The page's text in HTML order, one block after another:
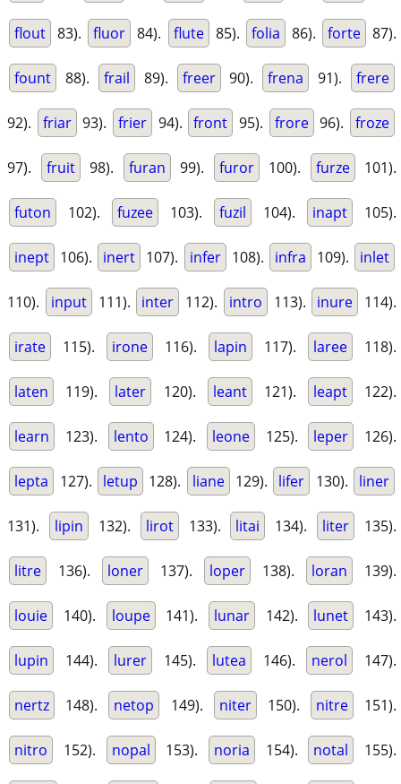
flout 83). fluor 84). flute 85). folia 86). forte 87).
fount 88). frail 89). freer 90). frena 91). frere
92). friar 93). frier 94). front 95). frore 96). froze
97). fruit 98). furan 99). furor 100). furze 101).
futon 102). fuzee 103). fuzil 104). inapt 105).
inept 106). inert 107). infer 108). infra 109). inlet
110). input 111). inter 112). intro 113). inure 114).
irate 115). irone 116). lapin 117). laree 118).
laten 119). later 120). leant 121). leapt 122).
learn 123). lento 124). leone 125). leper 126).
lepta 127). letup 128). liane 129). lifer 130). liner
131). lipin 132). lirot 133). litai 134). liter 135).
litre 136). loner 137). loper 138). loran 139).
louie 140). loupe 141). lunar 142). lunet 143).
lupin 144). lurer 145). lutea 146). nerol 147).
nertz 148). netop 149). niter 150). nitre 151).
nitro 152). nopal 153). noria 154). notal 155).